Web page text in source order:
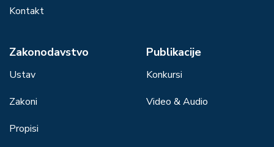
Kontakt
Zakonodavstvo
Ustav
Zakoni
Propisi
Publikacije
Konkursi
Video & Audio